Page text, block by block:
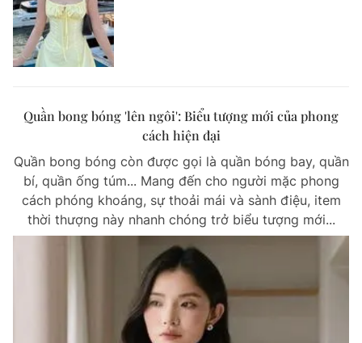
Quần bong bóng 'lên ngôi': Biểu tượng mới của phong
cách hiện đại
Quần bong bóng còn được gọi là quần bóng bay, quần
bí, quần ống túm... Mang đến cho người mặc phong
cách phóng khoáng, sự thoải mái và sành điệu, item
thời thượng này nhanh chóng trở biểu tượng mới...